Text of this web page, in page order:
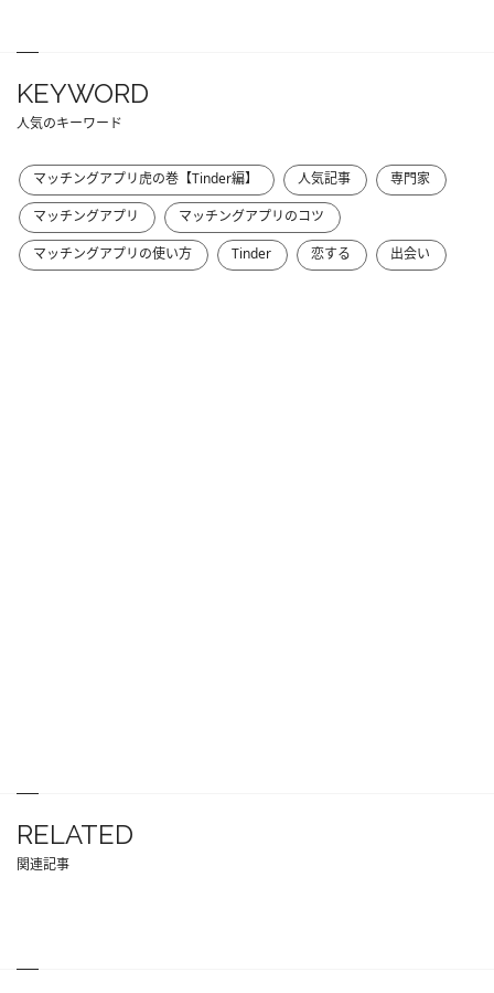
KEYWORD
人気のキーワード
マッチングアプリ虎の巻【Tinder編】 人気記事
専門家
マッチングアプリ
マッチングアプリのコツ
マッチングアプリの使い方
Tinder 恋する 出会い
RELATED
関連記事